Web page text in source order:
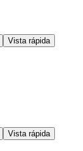
Vista rápida
Vista rápida